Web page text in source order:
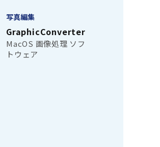
写真編集
GraphicConverter
MacOS 画像処理 ソフ
トウェア